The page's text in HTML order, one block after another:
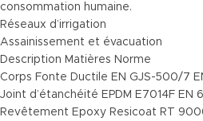
consommation humaine.
Réseaux d’irrigation
Assainissement et évacuation
Description Matières Norme
Corps Fonte Ductile EN GJS-500/7
Joint d’étanchéité EPDM E7014F EN
Revêtement Epoxy Resicoat RT